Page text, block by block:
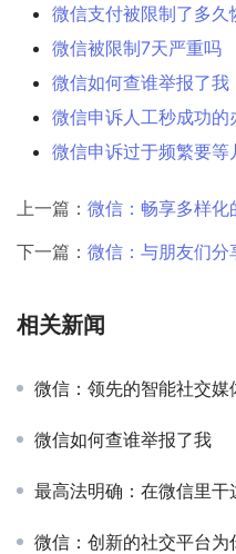
微信支付被限制了多久
微信被限制7天严重吗
微信如何查谁举报了我
微信申诉人工秒成功的
微信申诉过于频繁要等
上一篇： 微信：畅享多样化
下一篇： 微信：与朋友们分
相关新闻
微信：领先的智能社交媒
微信如何查谁举报了我
最高法明确：在微信里干
微信：创新的社交平台为